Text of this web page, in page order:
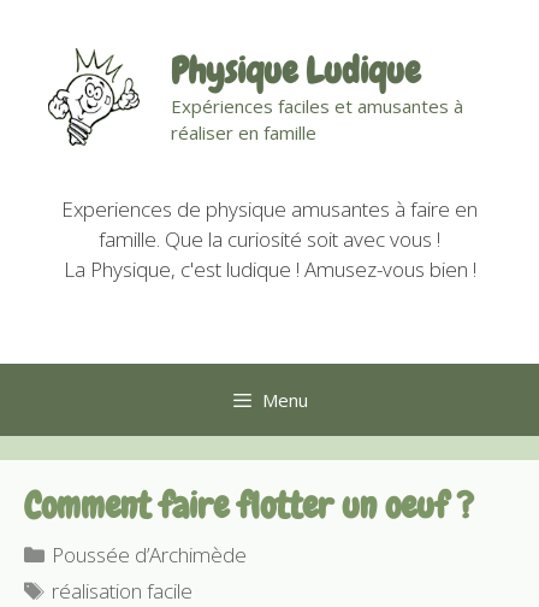
contenu
Physique Ludique
Expériences faciles et amusantes à
réaliser en famille
Experiences de physique amusantes à faire en
famille. Que la curiosité soit avec vous !
La Physique, c'est ludique ! Amusez-vous bien !
Menu
Comment faire flotter un oeuf ?
Catégories
Poussée d’Archimède
Étiquettes
réalisation facile